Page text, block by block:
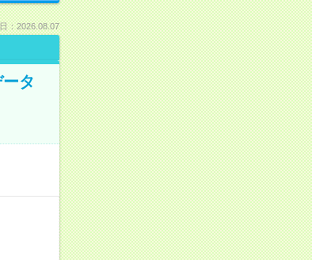
：2026.08.07
タ